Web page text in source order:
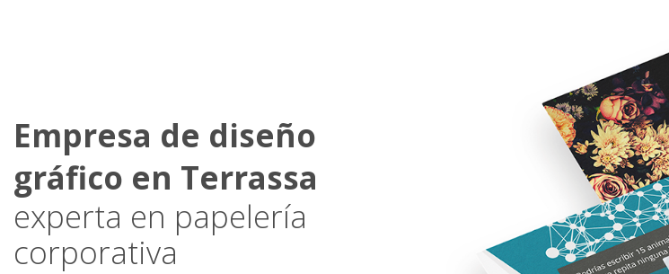
Empresa de diseño
gráfico en Terrassa
experta en papelería
corporativa